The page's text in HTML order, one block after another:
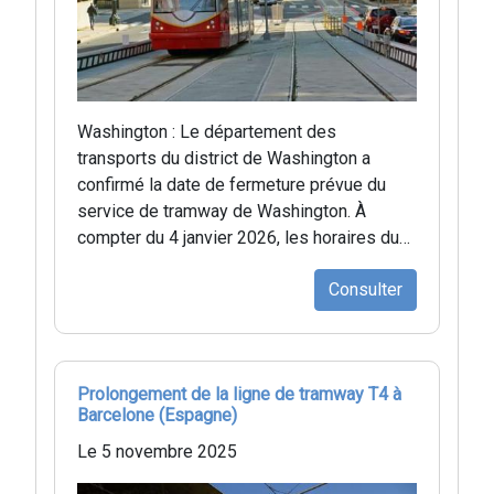
Washington : Le département des
transports du district de Washington a
confirmé la date de fermeture prévue du
service de tramway de Washington. À
compter du 4 janvier 2026, les horaires du…
Consulter
Prolongement de la ligne de tramway T4 à
Barcelone (Espagne)
Le 5 novembre 2025